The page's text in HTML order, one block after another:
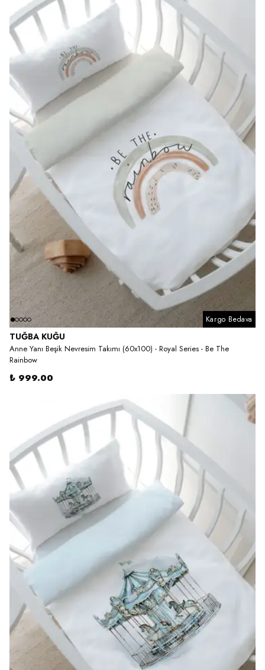
Kargo Bedava
TUĞBA KUĞU
Anne Yanı Beşik Nevresim Takımı (60x100) - Royal Series - Be The
Rainbow
₺ 999.00